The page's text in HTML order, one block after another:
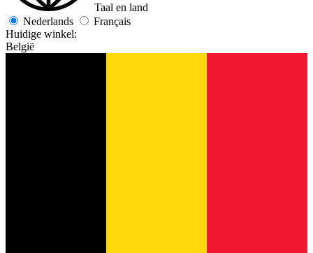
Taal en land
Nederlands
Français
Huidige winkel:
België